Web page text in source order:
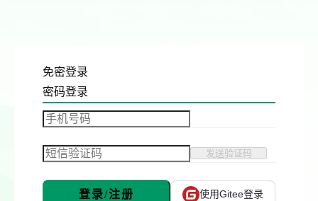
免密登录
密码登录
发送验证码
登录/注册 使用Gitee登录